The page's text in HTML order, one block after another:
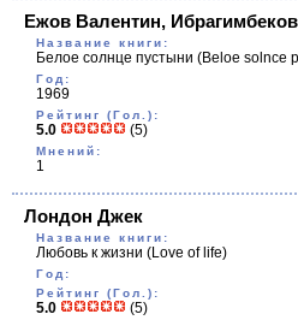
Ежов Валентин,
Название книги:
Белое солнце пустыни (Beloe solnce
Год:
1969
Рейтинг (Гол.):
5.0 (5)
Мнений:
1
Лондон Джек
Название книги:
Любовь к жизни (Love of life)
Год:
Рейтинг (Гол.):
5.0 (5)